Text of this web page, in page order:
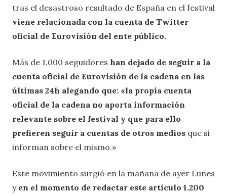
tras el desastroso resultado de España en el festival
viene relacionada con la cuenta de Twitter
oficial de Eurovisión del ente público.
Más de 1.000 seguidores han dejado de seguir a la
cuenta oficial de Eurovisión de la cadena en las
últimas 24h alegando que: «la propia cuenta
oficial de la cadena no aporta información
relevante sobre el festival y que para ello
prefieren seguir a cuentas de otros medios que si
informan sobre el mismo.»
Este movimiento surgió en la mañana de ayer Lunes
y en el momento de redactar este artículo 1.200